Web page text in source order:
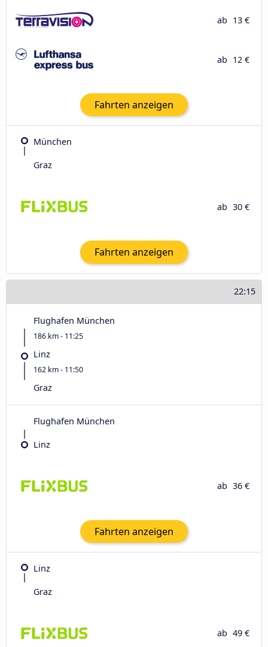
ab 13 €
ab 12 €
Fahrten anzeigen
München
Graz
ab 30 €
Fahrten anzeigen
22:15
Flughafen München
186 km - 11:25
Linz
162 km - 11:50
Graz
Flughafen München
Linz
ab 36 €
Fahrten anzeigen
Linz
Graz
ab 49 €